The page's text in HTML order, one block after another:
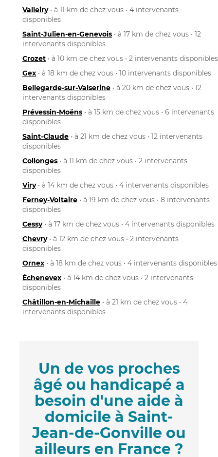
Valleiry• à 11 km de chez vous • 4 intervenants
disponibles
Saint-Julien-en-Genevois • à 17 km de chez vous • 12
intervenants disponibles
Crozet • à 10 km de chez vous • 2 intervenants disponibles
Gex • à 18 km de chez vous • 10 intervenants disponibles
Bellegarde-sur-Valserine • à 20 km de chez vous • 12
intervenants disponibles
Prévessin-Moëns • à 15 km de chez vous • 6 intervenants
disponibles
Saint-Claude • à 21 km de chez vous • 12 intervenants
disponibles
Collonges • à 11 km de chez vous • 2 intervenants
disponibles
Viry• à 14 km de chez vous • 4 intervenants disponibles
Ferney-Voltaire • à 19 km de chez vous • 8 intervenants
disponibles
Cessy• à 17 km de chez vous • 4 intervenants disponibles
Chevry• à 12 km de chez vous • 2 intervenants
disponibles
Ornex • à 18 km de chez vous • 4 intervenants disponibles
Échenevex • à 14 km de chez vous • 2 intervenants
disponibles
Châtillon-en-Michaille • à 21 km de chez vous • 4
intervenants disponibles
Un de vos proches
âgé ou handicapé a
besoin d'une aide à
domicile à Saint-
Jean-de-Gonville ou
ailleurs en France ?